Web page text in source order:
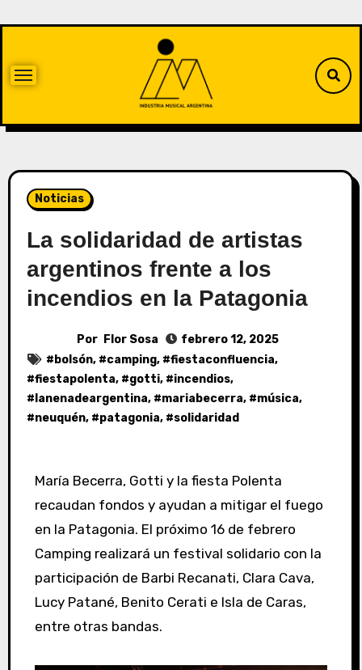
Noticias
La solidaridad de artistas
argentinos frente a los
incendios en la Patagonia
Por Flor Sosa
febrero 12, 2025
# bolsón, #camping, #fiestaconfluencia,
#fiestapolenta, #gotti, #incendios,
# lanenadeargentina, #mariabecerra, #música,
#neuquén, #patagonia, #solidaridad
María Becerra, Gotti y la fiesta Polenta
recaudan fondos y ayudan a mitigar el fuego
en la Patagonia. El próximo 16 de febrero
Camping realizará un festival solidario con la
participación de Barbi Recanati, Clara Cava,
Lucy Patané, Benito Cerati e Isla de Caras,
entre otras bandas.